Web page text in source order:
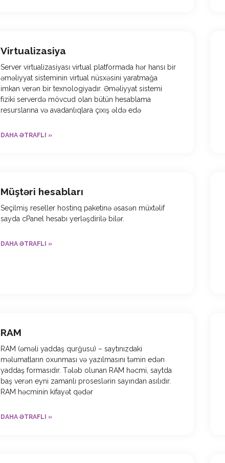
Virtualizasiya
Server virtualizasiyası virtual platformada hər hansı bir
əməliyyat sisteminin virtual nüsxəsini yaratmağa
imkan verən bir texnologiyadır. Əməliyyat sistemi
fiziki serverdə mövcud olan bütün hesablama
resurslarına və avadanlıqlara çıxış əldə edə
DAHA ƏTRAFLI »
Müştəri hesabları
Seçilmiş reseller hostinq paketinə əsasən müxtəlif
sayda cPanel hesabı yerləşdirilə bilər.
DAHA ƏTRAFLI »
RAM
RAM (əməli yaddaş qurğusu) – saytınızdaki
məlumatların oxunması və yazılmasını təmin edən
yaddaş formasıdır. Tələb olunan RAM həcmi, saytda
baş verən eyni zamanlı proseslərin sayından asılıdır.
RAM həcminin kifayət qədər
DAHA ƏTRAFLI »